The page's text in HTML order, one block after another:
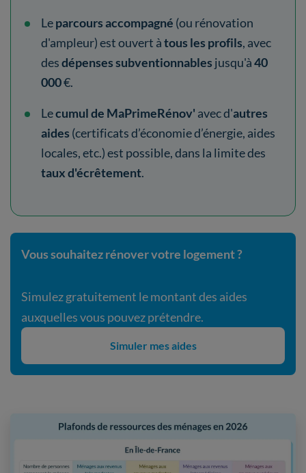
Leparcours accompagné (ou rénovation
d'ampleur) est ouvert àtous les profils, avec
desdépenses subventionnables jusqu'à40
000€.
Lecumul de MaPrimeRénov' avec d'autres
aides (certificats d’économie d’énergie, aides
locales, etc.) est possible, dans la limite des
taux d'écrêtement.
Vous souhaitez rénover votre logement ?
Simulez gratuitement le montant des aides
auxquelles vous pouvez prétendre.
Simuler mes aides